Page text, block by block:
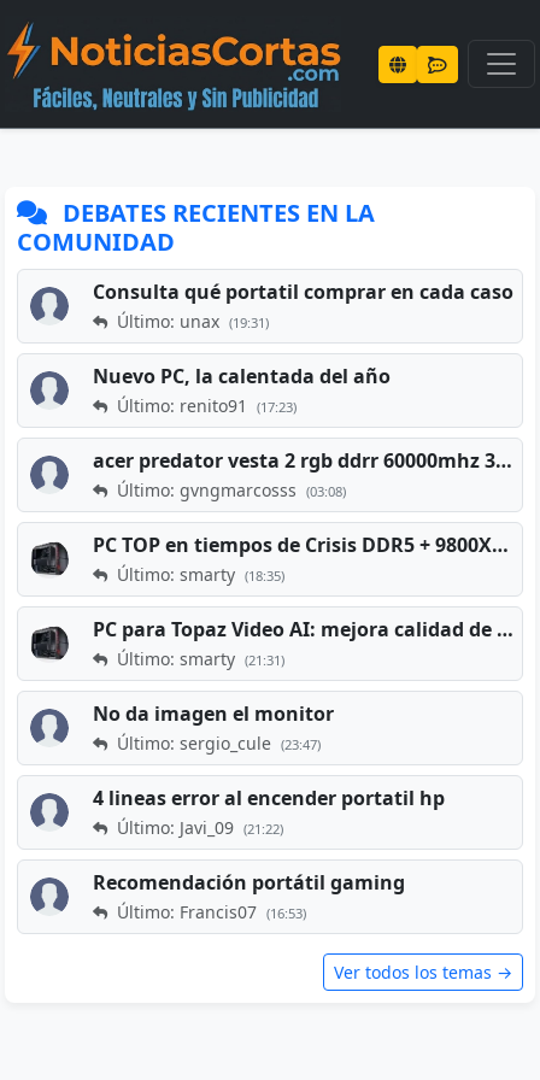
DEBATES RECIENTES EN LA
COMUNIDAD
Consulta qué portatil comprar en cada caso
Último: unax (19:31)
Nuevo PC, la calentada del año
Último: renito91 (17:23)
acer predator vesta 2 rgb ddrr 60000mhz 32gb x2 16gb
Último: gvngmarcosss (03:08)
PC TOP en tiempos de Crisis DDR5 + 9800X3D + RTX 5080 [2026][2400€]
Último: smarty (18:35)
PC para Topaz Video AI: mejora calidad de vídeos viejos
Último: smarty (21:31)
No da imagen el monitor
Último: sergio_cule (23:47)
4 lineas error al encender portatil hp
Último: Javi_09 (21:22)
Recomendación portátil gaming
Último: Francis07 (16:53)
Ver todos los temas →